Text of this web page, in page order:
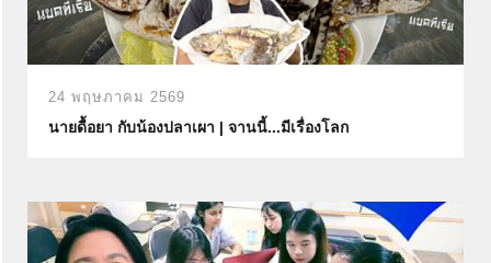
24 พฤษภาคม 2569
นายดื้อยา กับน้องปลาเผา | จานนี้...มีเรื่องโลก